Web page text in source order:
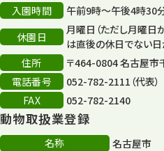
平和公園
森のとこやさん
再生
再生フォーラム
80周年
入園時間
午前9時～午後4時30
休園日
月曜日（ただし月曜
は直後の休日でない日
住所
〒464-0804 名古屋
電話番号
052-782-2111（代表）
FAX
052-782-2140
動物取扱業登録
名称
名古屋市